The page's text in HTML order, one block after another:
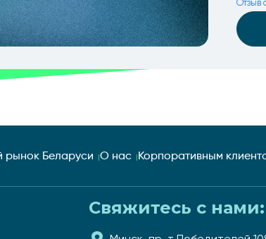
Отзыв
рынок Беларуси О нас Корпоративным
Свяжитесь с нами: